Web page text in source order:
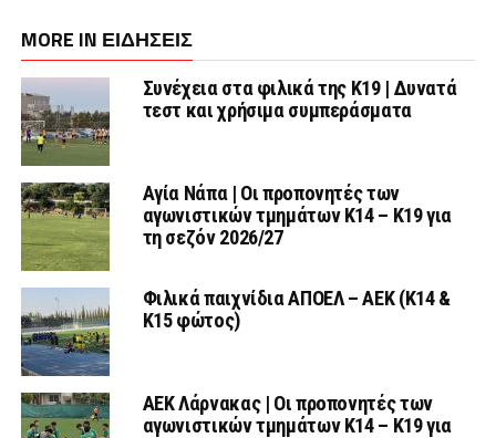
MORE IN ΕΙΔΗΣΕΙΣ
Συνέχεια στα φιλικά της Κ19 | Δυνατά
τεστ και χρήσιμα συμπεράσματα
Αγία Νάπα | Οι προπονητές των
αγωνιστικών τμημάτων Κ14 – Κ19 για
τη σεζόν 2026/27
Φιλικά παιχνίδια ΑΠΟΕΛ – ΑΕΚ (Κ14 &
Κ15 φώτος)
AEK Λάρνακας | Οι προπονητές των
αγωνιστικών τμημάτων Κ14 – Κ19 για